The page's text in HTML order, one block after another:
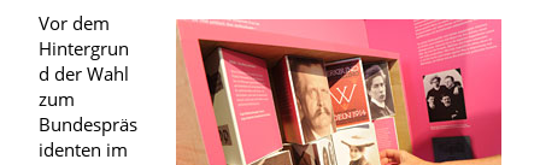
Vor dem
Hintergrun
d der Wahl
zum
Bundespräs
identen im